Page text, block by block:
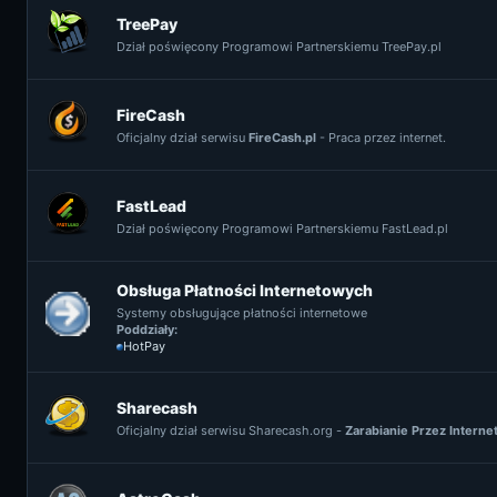
TreePay
Dział poświęcony Programowi Partnerskiemu TreePay.pl
FireCash
Oficjalny dział serwisu FireCash.pl - Praca przez internet.
FastLead
Dział poświęcony Programowi Partnerskiemu FastLead.pl
Obsługa Płatności Internetowych
Systemy obsługujące płatności internetowe
Poddziały:
HotPay
Sharecash
Oficjalny dział serwisu Sharecash.org - Zarabianie Przez Internet